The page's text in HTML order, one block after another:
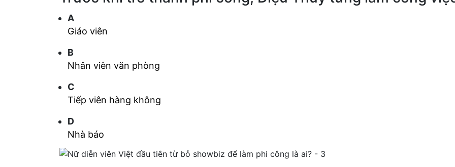
A
Giáo viên
B
Nhân viên văn phòng
C
Tiếp viên hàng không
D
Nhà báo